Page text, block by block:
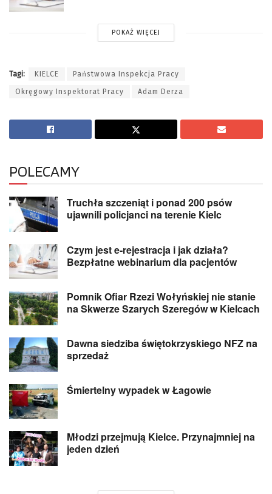
POKAŻ WIĘCEJ
Tagi: KIELCE Państwowa Inspekcja Pracy
Okręgowy Inspektorat Pracy Adam Derza
POLECAMY
Truchła szczeniąt i ponad 200 psów
ujawnili policjanci na terenie Kielc
Czym jest e-rejestracja i jak działa?
Bezpłatne webinarium dla pacjentów
Pomnik Ofiar Rzezi Wołyńskiej nie stanie
na Skwerze Szarych Szeregów w Kielcach
Dawna siedziba świętokrzyskiego NFZ na
sprzedaż
Śmiertelny wypadek w Łagowie
Młodzi przejmują Kielce. Przynajmniej na
jeden dzień